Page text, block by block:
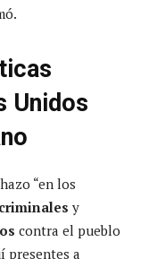
Unidos
“en los
y
contra el pueblo
presentes a